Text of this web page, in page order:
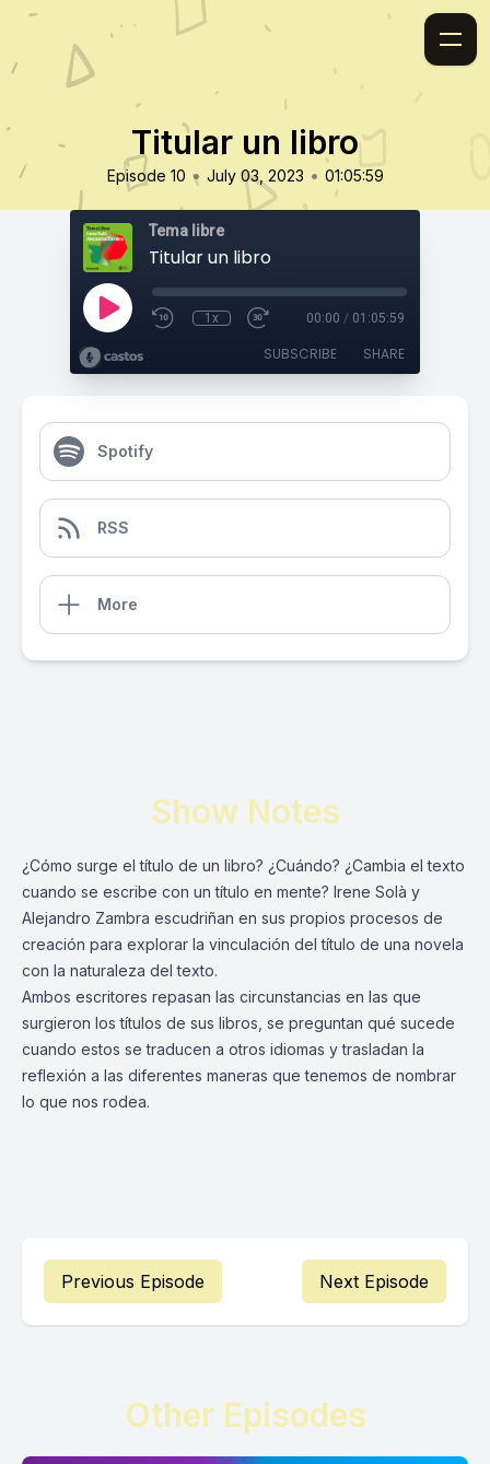
Titular un libro
Episode 10 • July 03, 2023 • 01:05:59
Tema libre
Titular un libro
1x 00:00 / 01:05:59
SUBSCRIBE SHARE
Spotify
RSS
More
Show Notes
¿Cómo surge el título de un libro? ¿Cuándo? ¿Cambia el texto
cuando se escribe con un título en mente? Irene Solà y
Alejandro Zambra escudriñan en sus propios procesos de
creación para explorar la vinculación del título de una novela
con la naturaleza del texto.
Ambos escritores repasan las circunstancias en las que
surgieron los títulos de sus libros, se preguntan qué sucede
cuando estos se traducen a otros idiomas y trasladan la
reflexión a las diferentes maneras que tenemos de nombrar
lo que nos rodea.
Previous Episode Next Episode
Other Episodes